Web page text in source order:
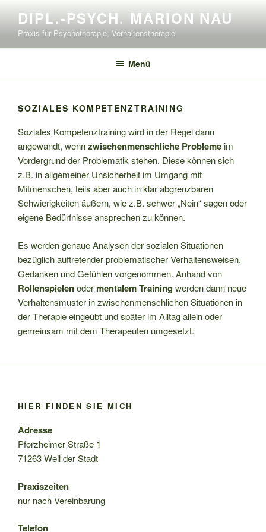
springen
DIPL.-PSYCH. MARION NAU
Praxis für Psychotherapie, Verhaltenstherapie
Menü
SOZIALES KOMPETENZTRAINING
Soziales Kompetenztraining wird in der Regel dann
angewandt, wennzwischenmenschliche Problemeim
Vordergrund der Problematik stehen. Diese können sich
z.B. in allgemeiner Unsicherheit im Umgang mit
Mitmenschen, teils aber auch in klar abgrenzbaren
Schwierigkeiten äußern, wie z.B. schwer „Nein“ sagen oder
eigene Bedürfnisse ansprechen zu können.
Es werden genaue Analysen der sozialen Situationen
bezüglich auftretender problematischer Verhaltensweisen,
Gedanken und Gefühlen vorgenommen. Anhand von
Rollenspielenodermentalem Trainingwerden dann neue
Verhaltensmuster in zwischenmenschlichen Situationen in
der Therapie eingeübt und später im Alltag allein oder
gemeinsam mit dem Therapeuten umgesetzt.
HIER FINDEN SIE MICH
Adresse
Pforzheimer Straße 1
71263 Weil der Stadt
Praxiszeiten
nur nach Vereinbarung
Telefon